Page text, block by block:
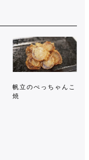
帆立のぺっちゃんこ
焼